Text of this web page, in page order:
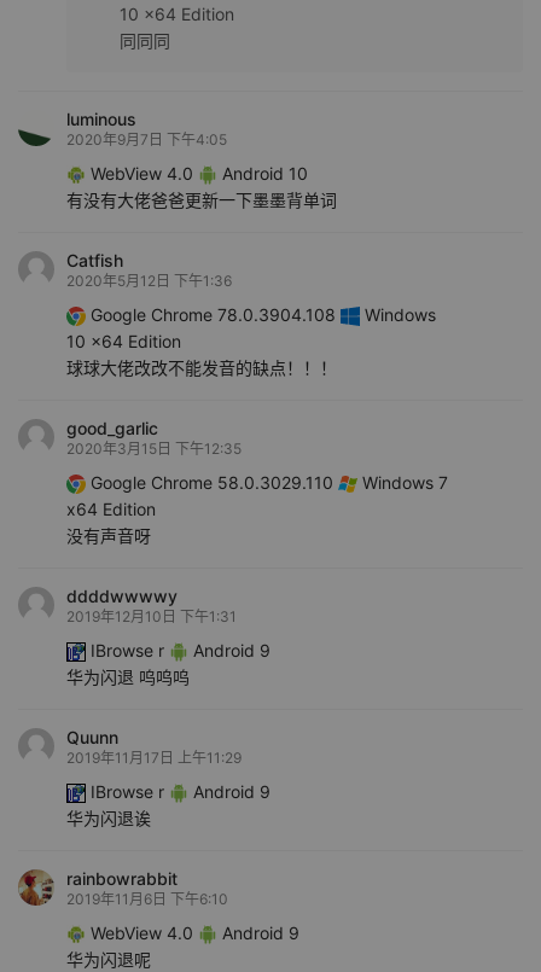
10 x64 Edition
同同同
luminous
2020年9月7日 下午4:05
WebView 4.0
Android 10
有没有大佬爸爸更新一下墨墨背单词
Catfish
2020年5月12日 下午1:36
Google Chrome 78.0.3904.108
Windows
10 x64 Edition
球球大佬改改不能发音的缺点！！！
good_garlic
2020年3月15日 下午12:35
Google Chrome 58.0.3029.110
Windows 7
x64 Edition
没有声音呀
ddddwwwwy
2019年12月10日 下午1:31
IBrowse r
Android 9
华为闪退 呜呜呜
Quunn
2019年11月17日 上午11:29
IBrowse r
Android 9
华为闪退诶
rainbowrabbit
2019年11月6日 下午6:10
WebView 4.0
Android 9
华为闪退呢